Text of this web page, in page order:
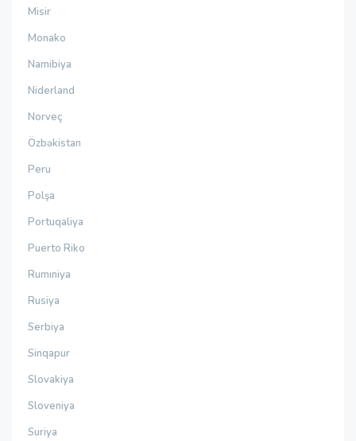
Misir
Monako
Namibiya
Niderland
Norveç
Özbəkistan
Peru
Polşa
Portuqaliya
Puerto Riko
Rumıniya
Rusiya
Serbiya
Sinqapur
Slovakiya
Sloveniya
Suriya